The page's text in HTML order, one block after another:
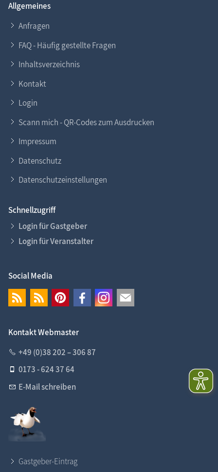
Allgemeines
Anfragen
FAQ - Häufig gestellte Fragen
Inhaltsverzeichnis
Kontakt
Login
Scann mich - QR-Codes zum Ausdrucken
Impressum
Datenschutz
Datenschutzeinstellungen
Schnellzugriff
Login für Gastgeber
Login für Veranstalter
Social Media
Kontakt Webmaster
+49 (0)38 202 – 306 87
0173 - 624 37 64
E-Mail schreiben
Gastgeber-Eintrag